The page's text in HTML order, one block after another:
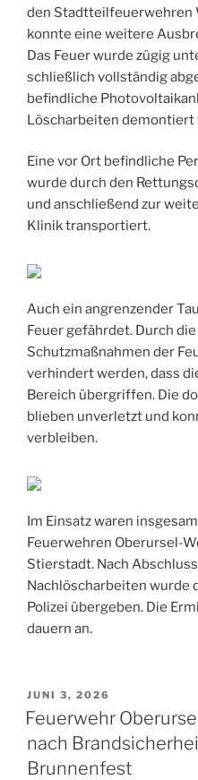
den Stadtteilfeuerwehren
konnte eine weitere
Das Feuer wurde zügig
schließlich vollständig
befindliche
Löscharbeiten demontiert
Eine vor Ort befindliche
wurde durch den
und anschließend zur
Klinik transportiert.
Auch ein angrenzender
Feuer gefährdet. Durch
Schutzmaßnahmen der
verhindert werden, dass
Bereich übergriffen. Die
blieben unverletzt und
verbleiben.
Im Einsatz waren
Feuerwehren Oberursel-
Stierstadt. Nach
Nachlöscharbeiten wurde
Polizei übergeben. Die
dauern an.
VERÖFFENTLICHT
AM
JUNI 3, 2026
Feuerwehr
nach
Brunnenfest